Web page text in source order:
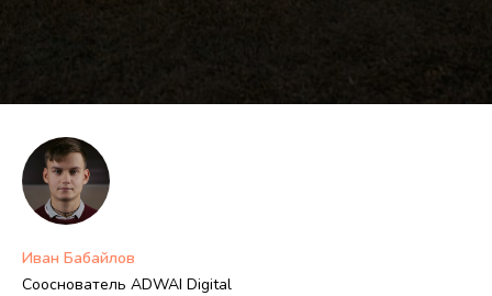
Иван Бабайлов
Сооснователь ADWAI Digital